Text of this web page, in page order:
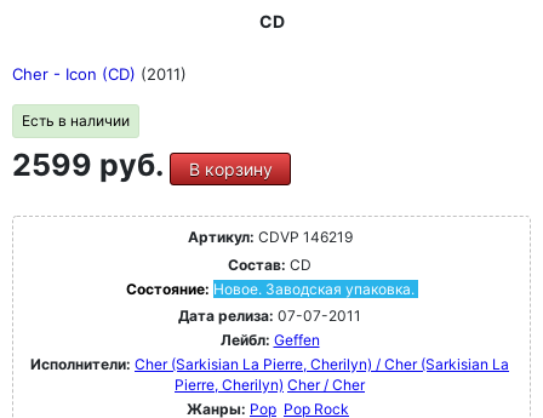
CD
Cher - Icon (CD) (2011)
Есть в наличии
2599 руб. В корзину
Артикул: CDVP 146219
Состав: CD
Состояние: Новое. Заводская упаковка.
Дата релиза: 07-07-2011
Лейбл: Geffen
Исполнители: Cher (Sarkisian La Pierre, Cherilyn) / Cher (Sarkisian La
Pierre, Cherilyn) Cher / Cher
Жанры: Pop Pop Rock